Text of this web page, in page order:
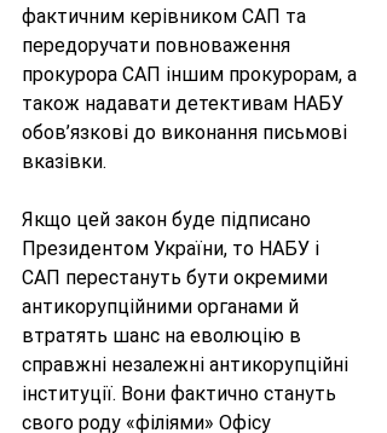
фактичним керівником САП та
передоручати повноваження
прокурора САП іншим прокурорам, а
також надавати детективам НАБУ
обов’язкові до виконання письмові
вказівки.
Якщо цей закон буде підписано
Президентом України, то НАБУ і
САП перестануть бути окремими
антикорупційними органами й
втратять шанс на еволюцію в
справжні незалежні антикорупційні
інституції. Вони фактично стануть
свого роду «філіями» Офісу